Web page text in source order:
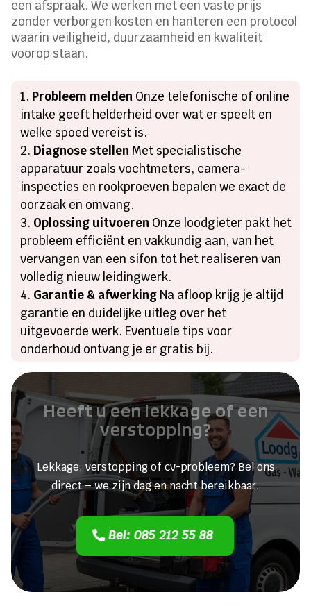
een afspraak. We werken met een vaste prijs
zonder verborgen kosten en hanteren een protocol
waarin veiligheid, duurzaamheid en kwaliteit
voorop staan.
Probleem melden Onze telefonische of online
intake geeft helderheid over wat er speelt en
welke spoed vereist is.
Diagnose stellen Met specialistische
apparatuur zoals vochtmeters, camera-
inspecties en rookproeven bepalen we exact de
oorzaak en omvang.
Oplossing uitvoeren Onze loodgieter pakt het
probleem efficiënt en vakkundig aan, van het
vervangen van een sifon tot het realiseren van
volledig nieuw leidingwerk.
Garantie & afwerking Na afloop krijg je altijd
garantie en duidelijke uitleg over het
uitgevoerde werk. Eventuele tips voor
onderhoud ontvang je er gratis bij.
Heeft u een lekkage of een
verstopping?
Lekkage, verstopping of cv-probleem? Bel ons
direct – we zijn dag en nacht bereikbaar.
Bel: 085 212 55 88